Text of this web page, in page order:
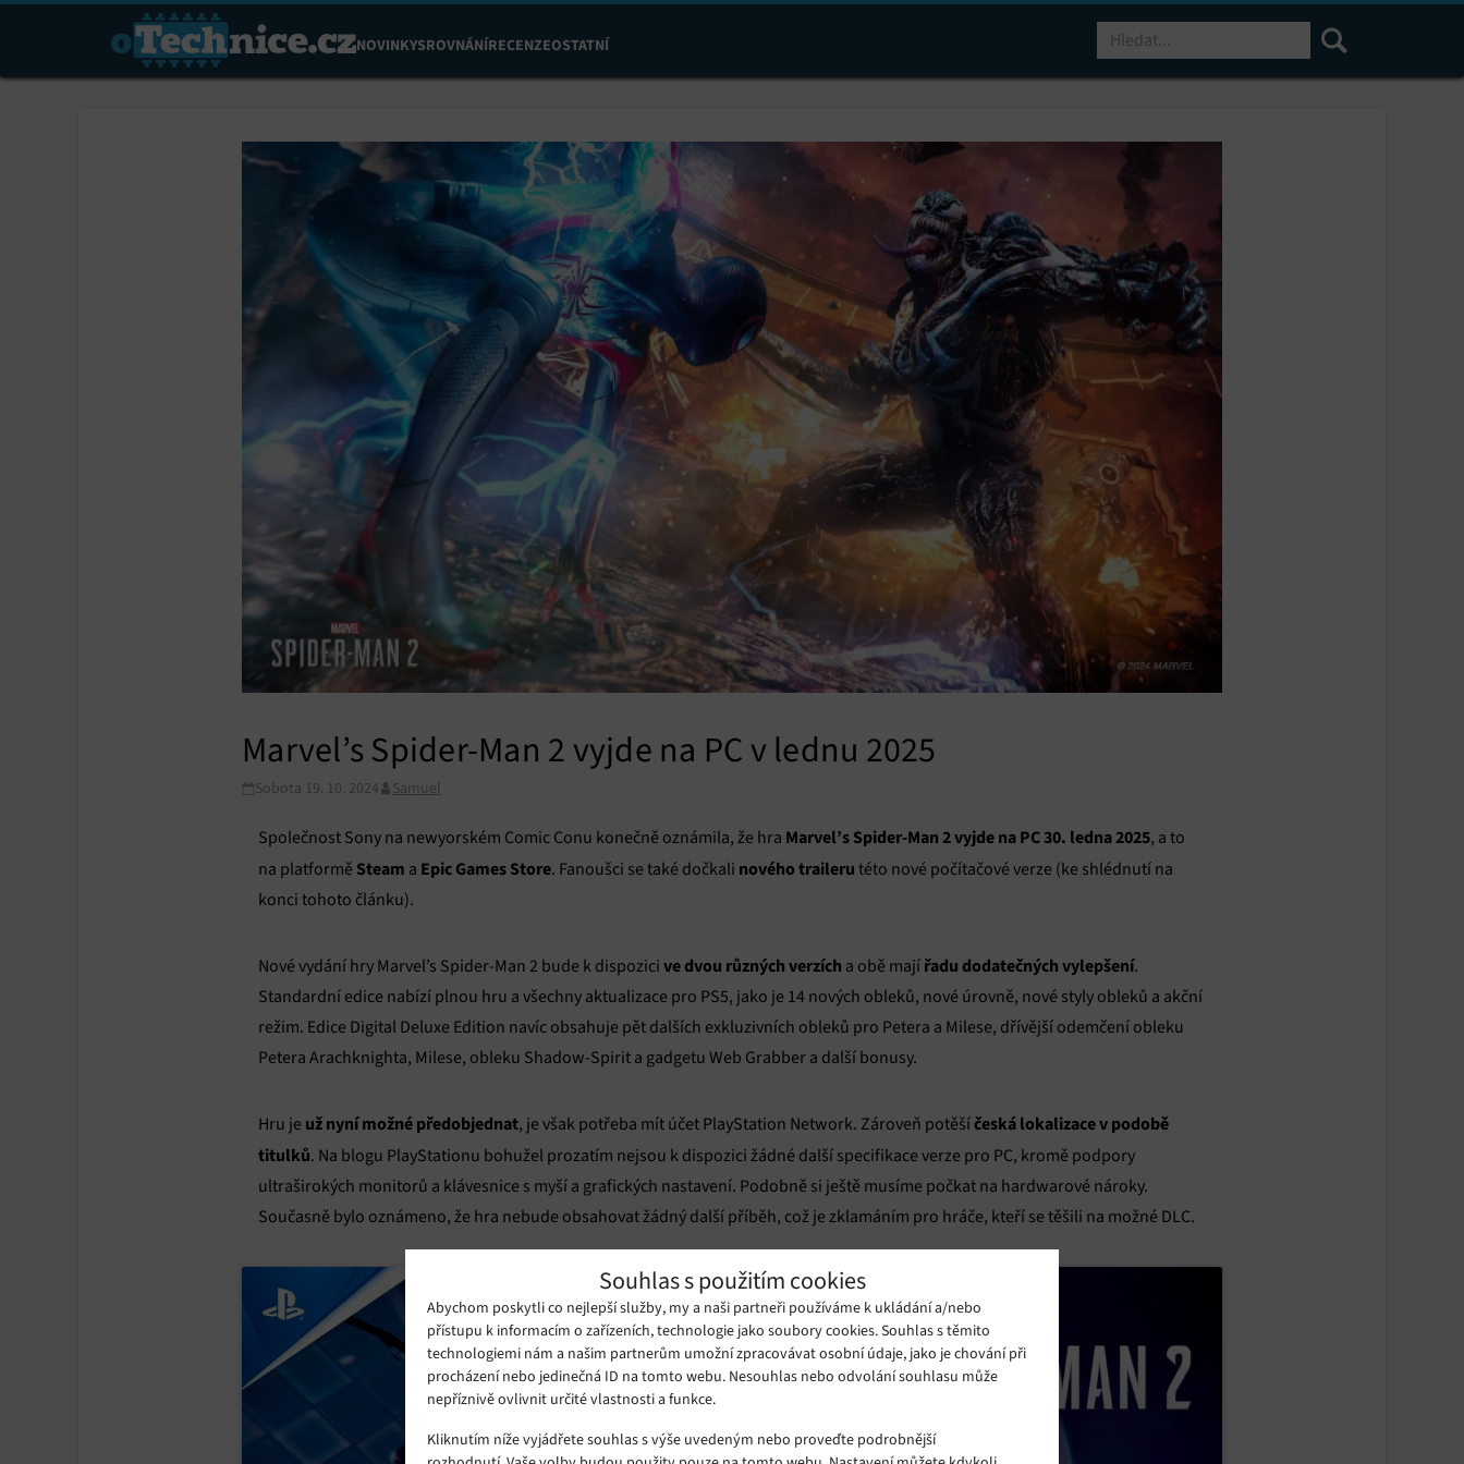
Souhlas s použitím cookies
Abychom poskytli co nejlepší služby, my a naši partneři používáme k ukládání a/nebo
přístupu k informacím o zařízeních, technologie jako soubory cookies. Souhlas s těmito
technologiemi nám a našim partnerům umožní zpracovávat osobní údaje, jako je chování při
procházení nebo jedinečná ID na tomto webu. Nesouhlas nebo odvolání souhlasu může
nepříznivě ovlivnit určité vlastnosti a funkce.
Kliknutím níže vyjádřete souhlas s výše uvedeným nebo proveďte podrobnější
NOVINKYSROVNÁNÍRECENZEOSTATNÍ
Marvel’s Spider-Man 2 vyjde na PC v lednu 2025
Sobota 19. 10. 2024 Samuel
Společnost Sony na newyorském Comic Conu konečně oznámila, že hra Marvel’s Spider-Man 2 vyjde na PC 30. ledna 2025, a to
na platformě Steam a Epic Games Store. Fanoušci se také dočkali nového traileru této nové počítačové verze (ke shlédnutí na
konci tohoto článku).
Nové vydání hry Marvel’s Spider-Man 2 bude k dispozici ve dvou různých verzích a obě mají řadu dodatečných vylepšení.
Standardní edice nabízí plnou hru a všechny aktualizace pro PS5, jako je 14 nových obleků, nové úrovně, nové styly obleků a akční
režim. Edice Digital Deluxe Edition navíc obsahuje pět dalších exkluzivních obleků pro Petera a Milese, dřívější odemčení obleku
Petera Arachknighta, Milese, obleku Shadow-Spirit a gadgetu Web Grabber a další bonusy.
Hru je už nyní možné předobjednat, je však potřeba mít účet PlayStation Network. Zároveň potěšíčeská lokalizace v podobě
titulků. Na blogu PlayStationu bohužel prozatím nejsou k dispozici žádné další specifikace verze pro PC, kromě podpory
ultraširokých monitorů a klávesnice s myší a grafických nastavení. Podobně si ještě musíme počkat na hardwarové nároky.
Současně bylo oznámeno, že hra nebude obsahovat žádný další příběh, což je zklamáním pro hráče, kteří se těšili na možné DLC.